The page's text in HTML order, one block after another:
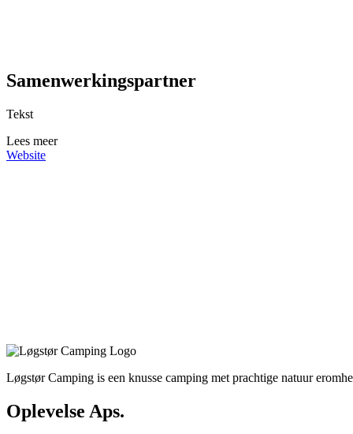
Samenwerkingspartner
Tekst
Lees meer
Website
Løgstør Camping is een knusse camping met prachtige natuur
Oplevelse Aps.